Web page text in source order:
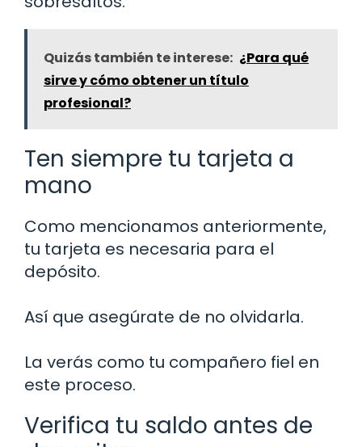
Quizás también te interese: ¿Para qué
sirve y cómo obtener un título
profesional?
Ten siempre tu tarjeta a
mano
Como mencionamos anteriormente,
tu tarjeta es necesaria para el
depósito.
Así que asegúrate de no olvidarla.
La verás como tu compañero fiel en
este proceso.
Verifica tu saldo antes de